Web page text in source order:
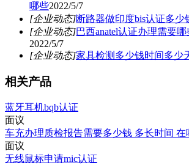
哪些2022/5/7
[企业动态]断路器做印度bis认证多少
[企业动态]巴西anatel认证办理需要
2022/5/7
[企业动态]家具检测多少钱时间多少
相关产品
蓝牙耳机bqb认证
面议
车充办理质检报告需要多少钱 多长时间 在
面议
无线鼠标申请mic认证